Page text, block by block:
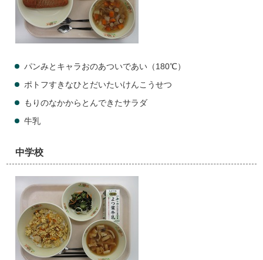
パンみとキャラおのあついであい（180℃）
ポトフすきなひとだいたいけんこうせつ
もりのなかからとんできたサラダ
牛乳
中学校